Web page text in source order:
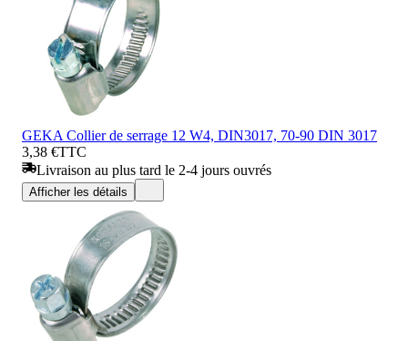
GEKA Collier de serrage 12 W4, DIN3017, 70-90 DIN 3017
3,38 €TTC
Livraison au plus tard le 2-4 jours ouvrés
Afficher les détails